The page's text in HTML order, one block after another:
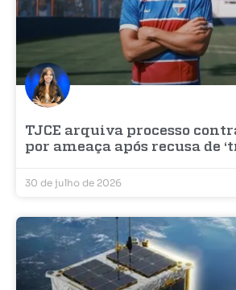
TJCE arquiva processo
por ameaça após recusa de
30 de julho de 2026